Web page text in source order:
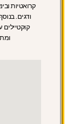
קרואטיות
ודגים.
קוקטיילים